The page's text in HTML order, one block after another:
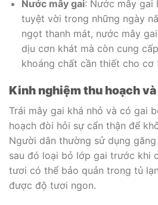
Nước mây gai: Nước mây gai
tuyệt vời trong những ngày
ngọt thanh mát, nước mây
dịu cơn khát mà còn cung
khoáng chất cần thiết cho cơ
Kinh nghiệm thu hoạch và
Trái mây gai khá nhỏ và có gai
hoạch đòi hỏi sự cẩn thận để
Người dân thường sử dụng
sau đó loại bỏ lớp gai trước khi
tươi có thể bảo quản trong tủ
được độ tươi ngon.